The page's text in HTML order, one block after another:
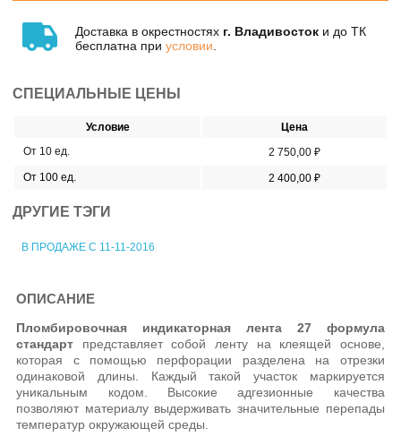
Доставка в окрестностях г. Владивосток и до ТК
бесплатна при условии
СПЕЦИАЛЬНЫЕ ЦЕНЫ
Условие
Цена
От 10 ед.
2 750,00 ₽
От 100 ед.
2 400,00 ₽
ДРУГИЕ ТЭГИ
В ПРОДАЖЕ С 11-11-2016
ОПИСАНИЕ
Пломбировочная индикаторная лента 27 формула
стандарт представляет собой ленту на клеящей основе,
которая с помощью перфорации разделена на отрезки
одинаковой длины. Каждый такой участок маркируется
уникальным кодом. Высокие адгезионные качества
позволяют материалу выдерживать значительные перепады
температур окружающей среды.